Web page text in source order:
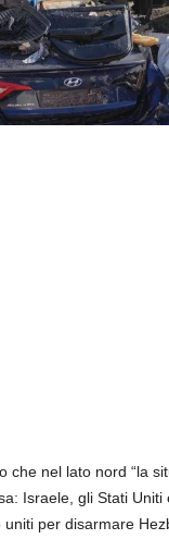
che nel lato nord “la
Israele, gli Stati Uniti
per disarmare